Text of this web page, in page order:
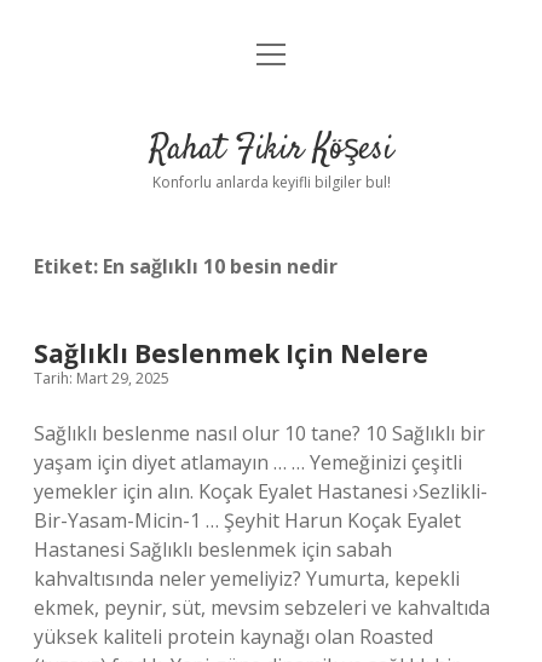
Anasayfa
Yasal Uyarı
menüyü
Rahat Fikir Köşesi
Konforlu anlarda keyifli bilgiler bul!
Etiket: En sağlıklı 10 besin nedir
Sağlıklı Beslenmek Için Nelere
Tarih: Mart 29, 2025
Sağlıklı beslenme nasıl olur 10 tane? 10 Sağlıklı bir
yaşam için diyet atlamayın … … Yemeğinizi çeşitli
yemekler için alın. Koçak Eyalet Hastanesi ›Sezlikli-
Bir-Yasam-Micin-1 … Şeyhit Harun Koçak Eyalet
Hastanesi Sağlıklı beslenmek için sabah
kahvaltısında neler yemeliyiz? Yumurta, kepekli
ekmek, peynir, süt, mevsim sebzeleri ve kahvaltıda
yüksek kaliteli protein kaynağı olan Roasted